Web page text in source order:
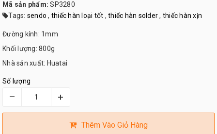
Mã sản phẩm: SP3280
Tags: sendo , thiếc hàn loại tốt , thiếc hàn solder , thiếc hàn xịn
Đường kính: 1mm
Khối lượng: 800g
Nhà sản xuất: Huatai
Số lượng
– +
Thêm Vào Giỏ Hàng